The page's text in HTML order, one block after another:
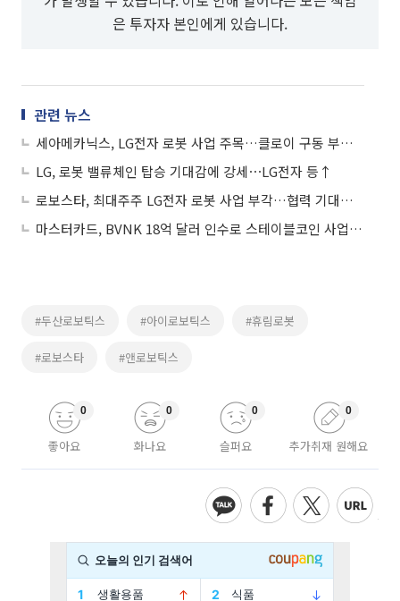
은 투자자 본인에게 있습니다.
관련 뉴스
세아메카닉스, LG전자 로봇 사업 주목…클로이 구동 부품 공급 이력 부각에 상승세
LG, 로봇 밸류체인 탑승 기대감에 강세⋯LG전자 등↑
로보스타, 최대주주 LG전자 로봇 사업 부각…협력 기대감에 상승세
마스터카드, BVNK 18억 달러 인수로 스테이블코인 사업 본격 확장
#두산로보틱스 #아이로보틱스 #휴림로봇
#로보스타 #앤로보틱스
좋아요
0
화나요
0
슬퍼요
0
추가취재 원해요
0